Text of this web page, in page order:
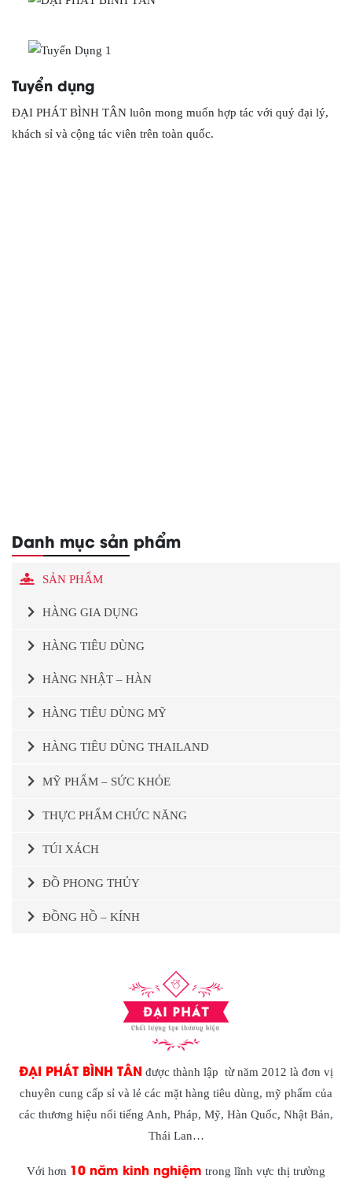
Tuyển dụng
ĐẠI PHÁT BÌNH TÂN luôn mong muốn hợp tác với quý đại lý,
khách sỉ và cộng tác viên trên toàn quốc.
Danh mục sản phẩm
SẢN PHẨM
HÀNG GIA DỤNG
HÀNG TIÊU DÙNG
HÀNG NHẬT – HÀN
HÀNG TIÊU DÙNG MỸ
HÀNG TIÊU DÙNG THAILAND
MỸ PHẨM – SỨC KHỎE
THỰC PHẨM CHỨC NĂNG
TÚI XÁCH
ĐỒ PHONG THỦY
ĐỒNG HỒ – KÍNH
ĐẠI PHÁT BÌNH TÂN được thành lập từ năm 2012 là đơn vị
chuyên cung cấp sỉ và lẻ các mặt hàng tiêu dùng, mỹ phẩm của
các thương hiệu nổi tiếng Anh, Pháp, Mỹ, Hàn Quốc, Nhật Bản,
Thái Lan…
Với hơn 10 năm kinh nghiệm trong lĩnh vực thị trường